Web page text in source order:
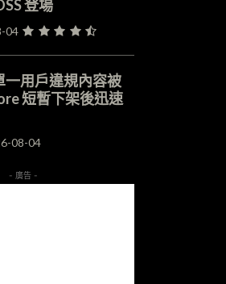
登場
04
一用戶違規內容被
短暫下架後迅速
08-04
- 廣告 -